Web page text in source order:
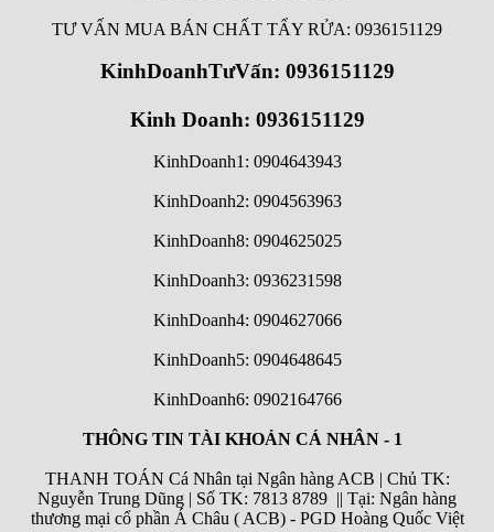
TƯ VẤN MUA BÁN CHẤT TẨY RỬA: 0936151129
KinhDoanhTưVấn: 0936151129
Kinh Doanh: 0936151129
KinhDoanh1: 0904643943
KinhDoanh2: 0904563963
KinhDoanh8: 0904625025
KinhDoanh3: 0936231598
KinhDoanh4: 0904627066
KinhDoanh5: 0904648645
KinhDoanh6: 0902164766
THÔNG TIN TÀI KHOẢN CÁ NHÂN - 1
THANH TOÁN Cá Nhân tại Ngân hàng ACB | Chủ TK:
Nguyễn Trung Dũng | Số TK: 7813 8789 || Tại: Ngân hàng
thương mại cổ phần Á Châu ( ACB) - PGD Hoàng Quốc Việt